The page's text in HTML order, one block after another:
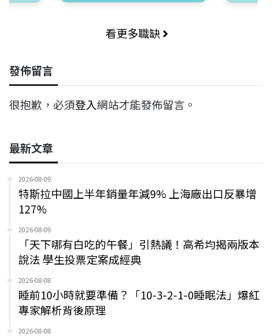
看更多職缺
發佈留言
很抱歉，必須登入網站才能發佈留言。
最新文章
2026-08-09
特斯拉中國上半年銷量年減9% 上海廠出口反暴增
127%
2026-08-09
「天下哪有白吃的午餐」引熱議！高希均揭兩版本
說法 學生投票定案成經典
2026-08-08
睡前10小時就要準備？「10-3-2-1-0睡眠法」爆紅
專家解析背後原理
2026-08-08